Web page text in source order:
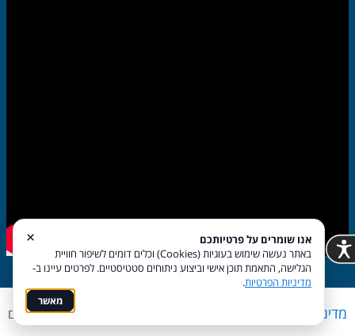
מדיניות פרטיות Coi בניית אתרים
×
אנו שומרים על פרטיותכם
באתר נעשה שימוש בעוגיות (Cookies) וכלים דומים לשיפור חוויית
הגלישה, התאמת תוכן אישי וביצוע ניתוחים סטטיסטיים. לפרטים עיינו ב-
מדיניות הפרטיות.
מאשר